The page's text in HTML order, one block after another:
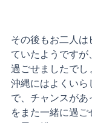
その後もお二人
ていたようです
過ごせましたでし
沖縄にはよくい
で、チャンスがあ
をまた一緒に過